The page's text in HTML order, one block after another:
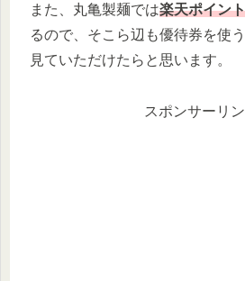
また、丸亀製麺では楽天ポイント
るので、そこら辺も優待券を使
見ていただけたらと思います。
スポンサーリ